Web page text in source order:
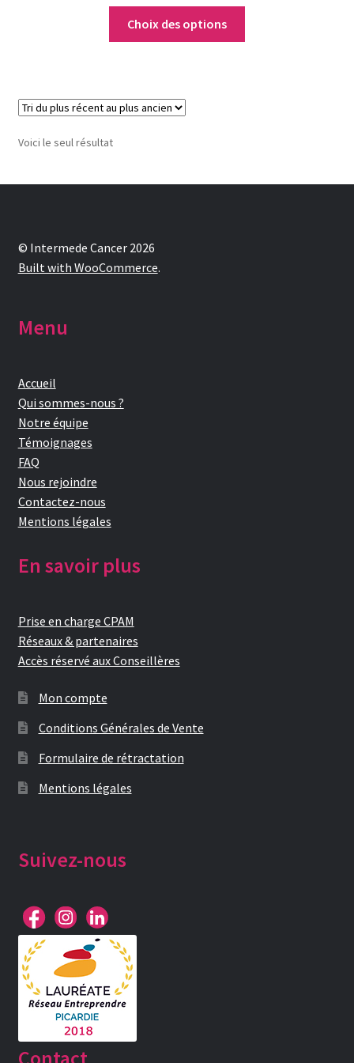
Page exemple Graffiti
Panier
Témoignages
Choix des options
Voici le seul résultat
Menu
Accueil
Qui sommes-nous ?
Notre équipe
Témoignages
FAQ
Nous rejoindre
Contactez-nous
Mentions légales
En savoir plus
Prise en charge CPAM
Réseaux & partenaires
Accès réservé aux Conseillères
Mon compte
Conditions Générales de Vente
Formulaire de rétractation
Mentions légales
Suivez-nous
Contact
© Intermede Cancer 2026
Built with WooCommerce.